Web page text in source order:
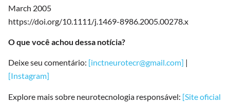
March 2005
https://doi.org/10.1111/j.1469-8986.2005.00278.x
O que você achou dessa notícia?
Deixe seu comentário: [inctneurotecr@gmail.com] |
[Instagram]
Explore mais sobre neurotecnologia responsável: [Site oficial